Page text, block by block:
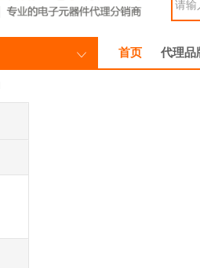
首页 代理品